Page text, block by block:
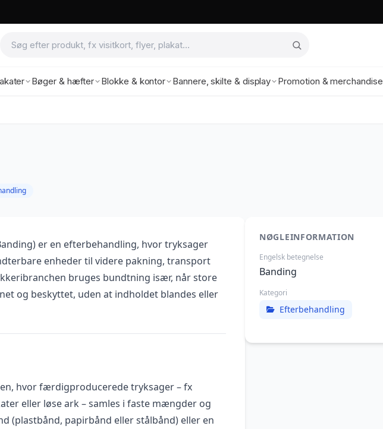
Bøger & hæfter Blokke & kontor Bannere, skilte & display Promotion & merchandise
er en efterbehandling, hvor tryksager
enheder til videre pakning, transport
bruges bundtning især, når store
og beskyttet, uden at indholdet blandes eller
hvor færdigproducerede tryksager – fx
eller løse ark – samles i faste mængder og
(plastbånd, papirbånd eller stålbånd) eller en
NØGLEINFORMATION
Engelsk betegnelse
Banding
Kategori
Efterbehandling